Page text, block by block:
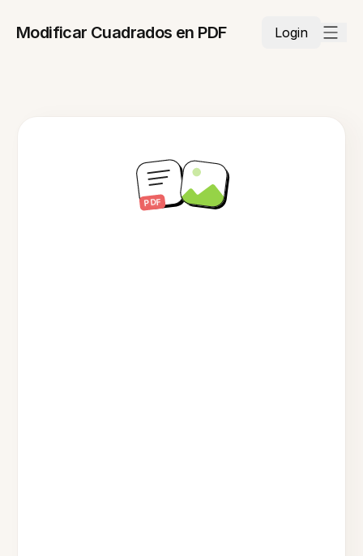
Modificar Cuadrados en PDF Login